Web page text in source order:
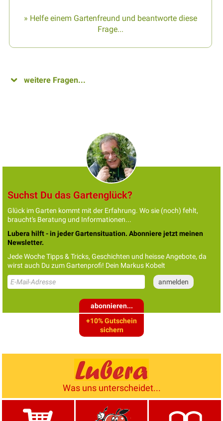
» Helfe einem Gartenfreund und beantworte diese
Frage...
weitere Fragen...
Suchst Du das Gartenglück?
Glück im Garten kommt mit der Erfahrung. Wo sie (noch) fehlt,
braucht's Beratung und Informationen...
Lubera hilft - in jeder Gartensituation. Abonniere jetzt meinen
Newsletter.
Jede Woche Tipps & Tricks, Geschichten und heisse Angebote, da
wirst auch Du zum Gartenprofi! Dein Markus Kobelt
abonnieren...
+10% Gutschein
sichern
Was uns unterscheidet...